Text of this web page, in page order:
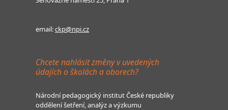
email:ckp@npi.cz
Chcete nahlásit změny v uvedených
údajích o školách a oborech?
Národní pedagogický institut České republiky
oddělení šetření, analýz a výzkumu